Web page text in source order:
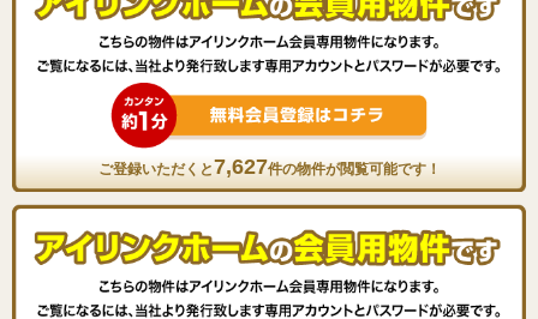
ご登録いただくと7,627件の物件が閲覧可能です！